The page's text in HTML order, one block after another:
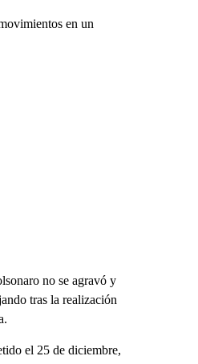
en un
no se agravó y
tras la realización
el 25 de diciembre,